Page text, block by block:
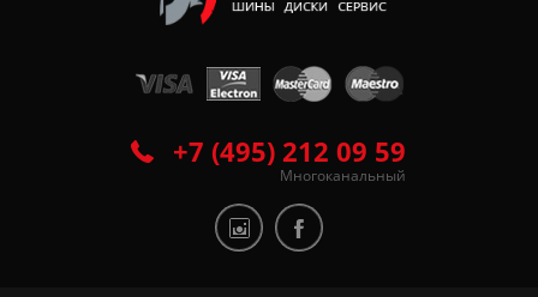
+7 (495) 212 09 59
Многоканальный